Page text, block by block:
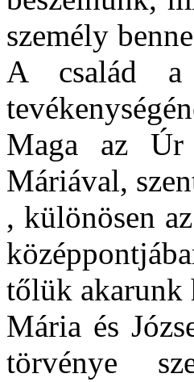
személy
A család a
Maga az Úr
Máriával,
, különösen
tőlük akarunk
Mária és
törvénye